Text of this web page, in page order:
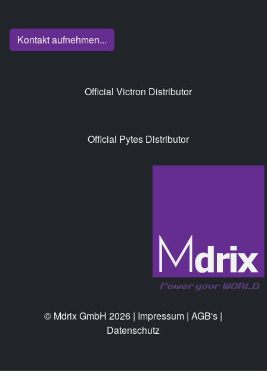
Kontakt aufnehmen...
Official Victron Distributor
Official Pytes Distributor
© Mdrix GmbH 2026 | Impressum |AGB's |
Datenschutz